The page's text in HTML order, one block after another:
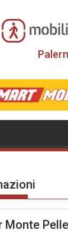
Monte